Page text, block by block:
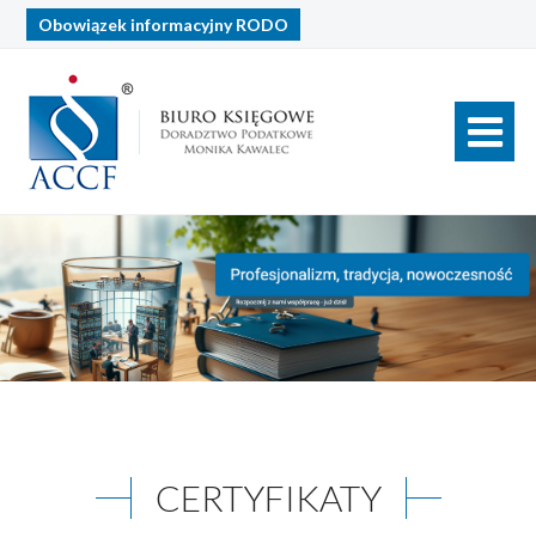
Obowiązek informacyjnyRODO
CERTYFIKATY